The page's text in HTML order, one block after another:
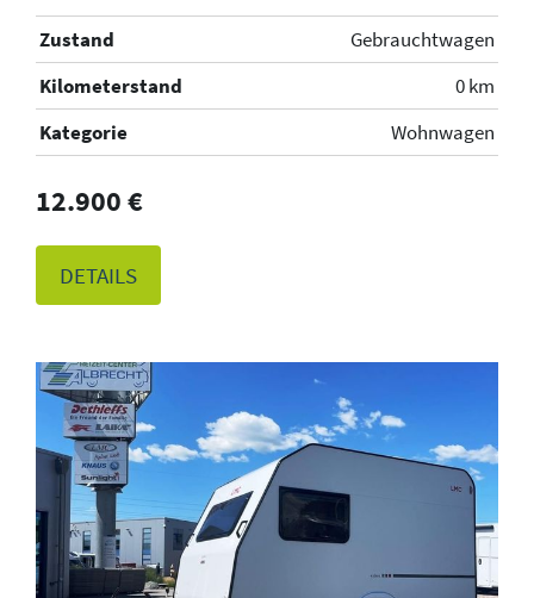
Zustand
Gebrauchtwagen
Kilometerstand
0 km
Kategorie
Wohnwagen
12.900 €
DETAILS